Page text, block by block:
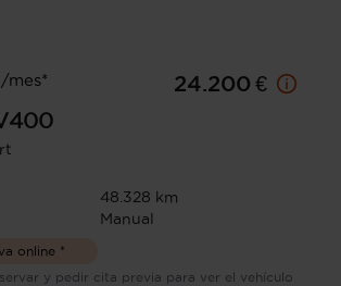
mes*
24.200 €
48.328 km
Manual
online *
y pedir cita previa para ver el vehículo